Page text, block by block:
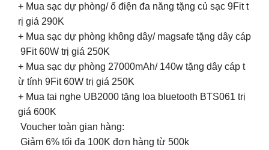
+ Mua sạc dự phòng/ ổ điện đa năng tặng củ sạc 9Fit t
rị giá 290K
+ Mua sạc dự phòng không dây/ magsafe tặng dây cáp
9Fit 60W trị giá 250K
+ Mua sạc dự phòng 27000mAh/ 140w tặng dây cáp t
ừ tính 9Fit 60W trị giá 250K
+ Mua tai nghe UB2000 tặng loa bluetooth BTS061 trị
giá 600K
Voucher toàn gian hàng:
️ Giảm 6% tối đa 100K đơn hàng từ 500k